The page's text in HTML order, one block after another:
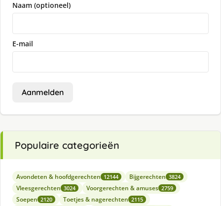
Naam (optioneel)
E-mail
Aanmelden
Populaire categorieën
Avondeten & hoofdgerechten 12144 Bijgerechten 3824
Vleesgerechten 3024 Voorgerechten & amuses 2759
Soepen 2120 Toetjes & nagerechten 2115